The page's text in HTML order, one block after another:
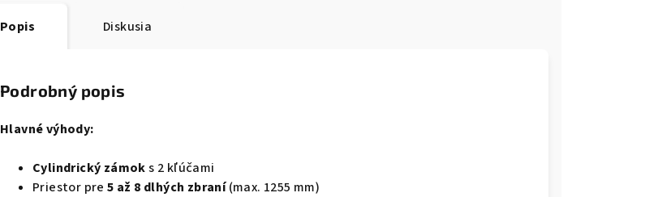
Popis Diskusia
Podrobný popis
Hlavné výhody:
Cylindrický zámoks 2 kľúčami
Priestor pre 5 až 8 dlhých zbraní (max. 1255 mm)